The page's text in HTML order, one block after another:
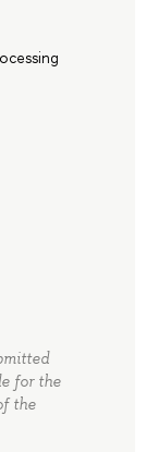
for the
the